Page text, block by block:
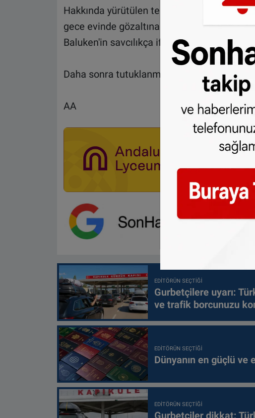
Hakkında yürütülen terör soruşturması
gece evinde gözaltına alınan ve getirildiği
Baluken'in savcılıkça ifadesi alındı.
Daha sonra tutuklanması talebiyle
AA
EDITÖRÜN SEÇTIĞI
Gurbetçilere uyarı:
ve trafik borcunuzu
EDITÖRÜN SEÇTIĞI
Dünyanın en güçlü ve
EDITÖRÜN SEÇTIĞI